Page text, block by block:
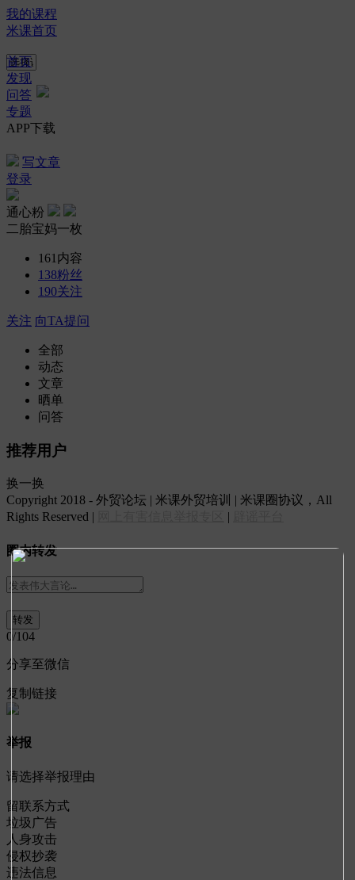
我的课程
米课首页
首页
发现
问答
专题
APP下载
写文章
登录
通心粉
二胎宝妈一枚
161 内容
138粉丝
190关注
关注 向TA提问
全部
动态
文章
晒单
问答
推荐用户
换一换
Copyright 2018 - 外贸论坛 | 米课外贸培训 | 米课圈协议，All
Rights Reserved |
|
圈内转发
0/104
分享至微信
复制链接
举报
请选择举报理由
留联系方式
垃圾广告
人身攻击
侵权抄袭
违法信息